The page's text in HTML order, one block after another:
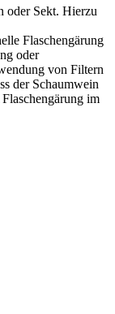
oder Sekt. Hierzu
Flaschengärung
oder
von Filtern
der Schaumwein
im